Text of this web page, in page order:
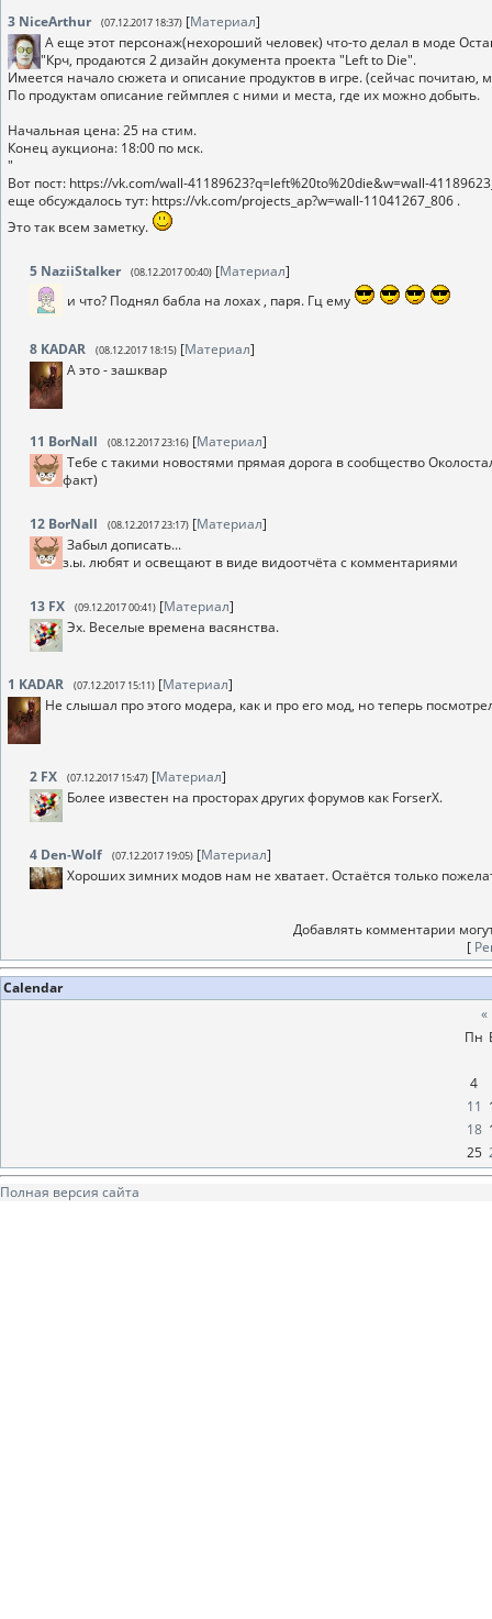
3 NiceArthur (07.12.2017 18:37) [Материал]
А еще этот персонаж(нехороший человек) что-то делал в моде
"Крч, продаются 2 дизайн документа проекта "Left to Die".
Имеется начало сюжета и описание продуктов в игре. (сейчас почитаю,
По продуктам описание геймплея с ними и места, где их можно добыть.
Начальная цена: 25 на стим.
Конец аукциона: 18:00 по мск.
"
Вот пост: https://vk.com/wall-41189623?q=left%20to%20die&w=wall-
еще обсуждалось тут: https://vk.com/projects_ap?w=wall-11041267_806 .
Это так всем заметку.
5 NaziiStalker (08.12.2017 00:40) [Материал]
и что? Поднял бабла на лохах , паря. Гц ему
8 KADAR (08.12.2017 18:15) [Материал]
А это - зашквар
11 BorNall (08.12.2017 23:16) [Материал]
Тебе с такими новостями прямая дорога в сообщество
факт)
12 BorNall (08.12.2017 23:17) [Материал]
Забыл дописать...
з.ы. любят и освещают в виде видоотчёта с комментариями
13 FX (09.12.2017 00:41) [Материал]
Эх. Веселые времена васянства.
1 KADAR (07.12.2017 15:11) [Материал]
Не слышал про этого модера, как и про его мод, но теперь
2 FX (07.12.2017 15:47) [Материал]
Более известен на просторах других форумов как ForserX.
4 Den-Wolf (07.12.2017 19:05) [Материал]
Хороших зимних модов нам не хватает. Остаётся только
Добавлять комментарии
[
Calendar
«
Пн
4
11
18
25
Полная версия сайта